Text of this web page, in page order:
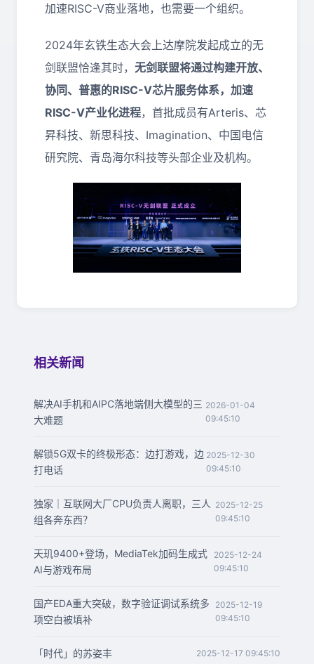
加速RISC-V商业落地，也需要一个组织。
2024年玄铁生态大会上达摩院发起成立的无
剑联盟恰逢其时， 无剑联盟将通过构建开放、
协同、普惠的RISC-V芯片服务体系，加速
RISC-V产业化进程，首批成员有Arteris、芯
昇科技、新思科技、Imagination、中国电信
研究院、青岛海尔科技等头部企业及机构。
相关新闻
解决AI手机和AIPC落地端侧大模型的三
大难题
2026-01-04
09:45:10
解锁5G双卡的终极形态：边打游戏，边
打电话
2025-12-30
09:45:10
独家｜互联网大厂CPU负责人离职，三人
组各奔东西？
2025-12-25
09:45:10
天玑9400+登场，MediaTek加码生成式
AI与游戏布局
2025-12-24
09:45:10
国产EDA重大突破，数字验证调试系统多
项空白被填补
2025-12-19
09:45:10
「时代」的苏姿丰 2025-12-17 09:45:10